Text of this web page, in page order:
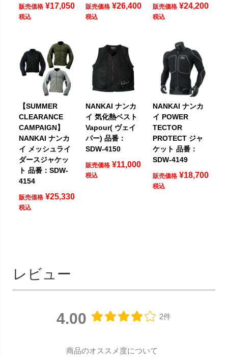
販売価格 ¥17,050
税込
販売価格 ¥26,400
税込
販売価格 ¥24,200
税込
【SUMMER
CLEARANCE
CAMPAIGN】
NANKAI ナンカ
イ メッシュライ
ダースジャケッ
ト 品番：SDW-
4154
販売価格 ¥25,330
税込
NANKAI ナンカ
イ 気化熱ベスト
Vapour( ヴェイ
パー) 品番：
SDW-4150
販売価格 ¥11,000
税込
NANKAI ナンカ
イ POWER
TECTOR
PROTECT ジャ
ケット 品番：
SDW-4149
販売価格 ¥18,700
税込
レビュー
4.00 2件
商品のオススメ度について